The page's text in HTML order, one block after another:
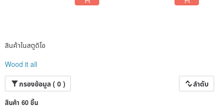
สินค้าในสตูดิโอ
Wood it all
กรองข้อมูล ( 0 )
ลำดับ
สินค้า 60 ชิ้น